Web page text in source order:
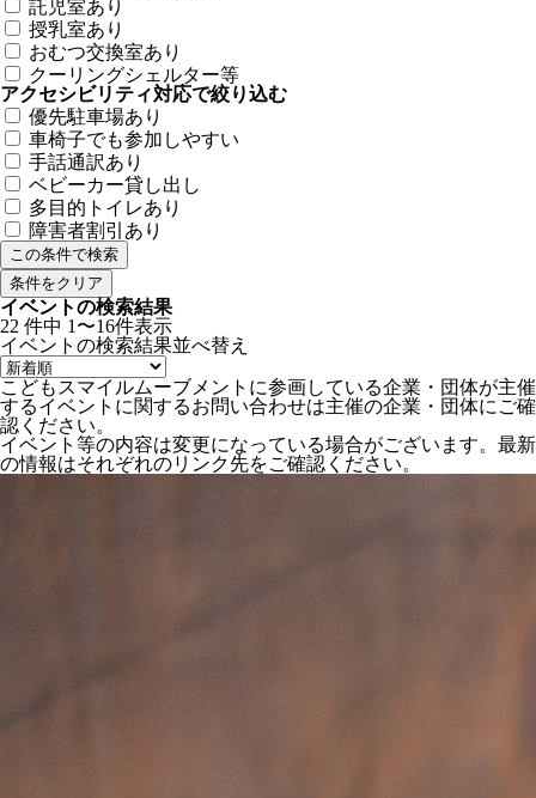
託児室あり
授乳室あり
おむつ交換室あり
クーリングシェルター等
アクセシビリティ対応で絞り込む
優先駐車場あり
車椅子でも参加しやすい
手話通訳あり
ベビーカー貸し出し
多目的トイレあり
障害者割引あり
条件をクリア
イベントの検索結果
22 件中 1〜16件表示
イベントの検索結果並べ替え
こどもスマイルムーブメントに参画している企業・団体が主催
するイベントに関するお問い合わせは主催の企業・団体にご確
認ください。
イベント等の内容は変更になっている場合がございます。最新
の情報はそれぞれのリンク先をご確認ください。